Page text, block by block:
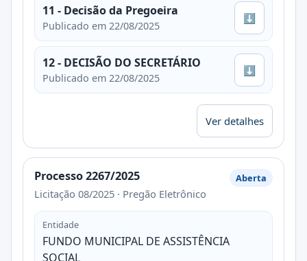
11 - Decisão da Pregoeira
Publicado em 22/08/2025
⬇
12 - DECISÃO DO SECRETÁRIO
Publicado em 22/08/2025
⬇
Ver detalhes
Processo 2267/2025
Licitação 08/2025 · Pregão Eletrônico
Aberta
Entidade
FUNDO MUNICIPAL DE ASSISTÊNCIA
SOCIAL